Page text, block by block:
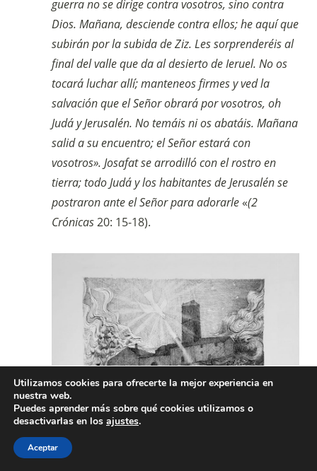
guerra no se dirige contra vosotros, sino contra
Dios. Mañana, desciende contra ellos; he aquí que
subirán por la subida de Ziz. Les sorprenderéis al
final del valle que da al desierto de Ieruel. No os
tocará luchar allí; manteneos firmes y ved la
salvación que el Señor obrará por vosotros, oh
Judá y Jerusalén. No temáis ni os abatáis. Mañana
salid a su encuentro; el Señor estará con
vosotros». Josafat se arrodilló con el rostro en
tierra; todo Judá y los habitantes de Jerusalén se
postraron ante el Señor para adorarle «(2
Crónicas20: 15-18).
Utilizamos cookies para ofrecerte la mejor experiencia en
nuestra web.
Puedes aprender más sobre qué cookies utilizamos o
desactivarlas en los ajustes.
Aceptar